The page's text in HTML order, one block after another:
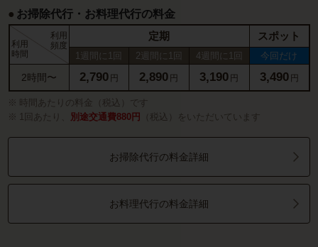
お掃除代行・お料理代行の料金
利用
時間
利用
頻度
定期 スポット
1週間に1回 2週間に1回 4週間に1回 今回だけ
2時間〜 2,790 円 2,890 円 3,190 円 3,490 円
時間あたりの料金（税込）です
1回あたり、
別途交通費880円 （税込）をいただいています
お掃除代行の料金詳細
お料理代行の料金詳細